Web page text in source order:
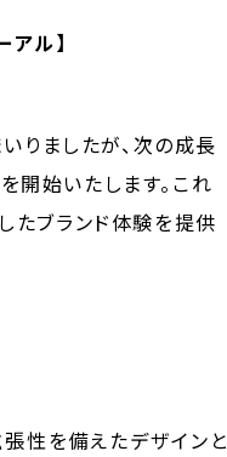
ル】
りましたが、次の成長
開始いたします。これ
たブランド体験を提供
性を備えたデザインと